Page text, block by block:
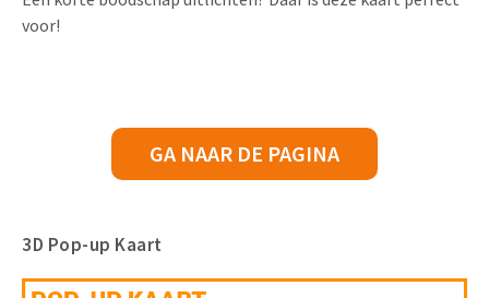
voor!
GA NAAR DE PAGINA
3D Pop-up Kaart